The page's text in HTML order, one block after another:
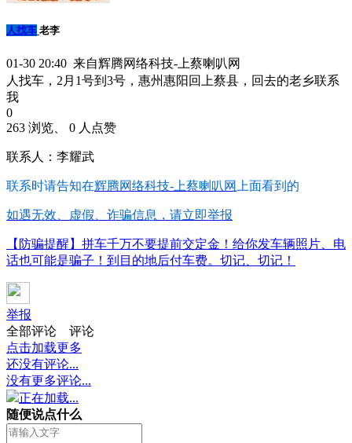
人找车 老李
01-30 20:40 来自辉腾网络科技-上蔡喇叭网
人找车，2月1号到3号，惠州惠阳回上蔡县，回去的老乡联系
我
0
263 浏览、 0 人点赞
联系人：李耀武
联系时请告知在辉腾网络科技-上蔡喇叭网 上面看到的
如遇无效、虚假、诈骗信息，请立即举报
【防骗提醒】拼车千万不要提前交定金！给你发车辆照片、电
话也可能是骗子！到目的地后付车费。切记、切记！
举报
全部评论
评论
点击加载更多
还没有评论...
没有更多评论...
正在加载...
随便说点什么